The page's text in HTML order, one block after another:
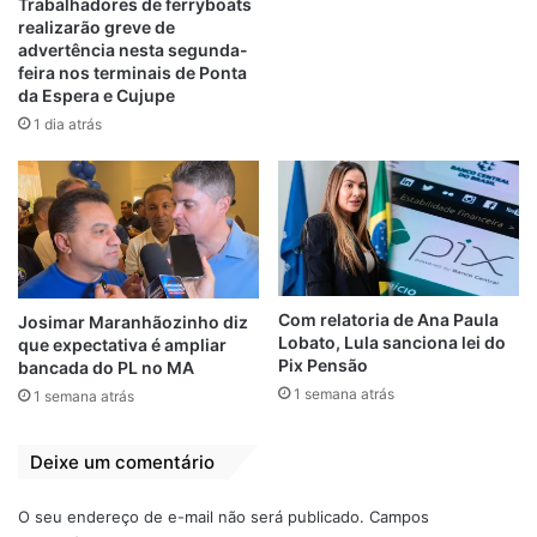
judicialmente.Ouça a verdadeira versão
abaixo.
Tocador
áudio
00:00
A empresa Quinzinho Gás & Água lamentou
a situação e reforçou que seus funcionários
estavam apenas cumprindo suas funções,
sendo injustamente expostos a uma
situação constrangedora e perigosa.
Alvos Ataque Fake News
Quinzinho Gás
Trabalhadores de ferryboats
realizarão greve de
advertência nesta segunda-
feira nos terminais de Ponta
da Espera e Cujupe
1 dia atrás
Josimar Maranhãozinho diz
que expectativa é ampliar
bancada do PL no MA
1 semana atrás
Com relatoria de Ana Paula
Lobato, Lula sanciona lei do
Pix Pensão
1 semana atrás
Deixe um comentário
O seu endereço de e-mail não será publicado. Campos